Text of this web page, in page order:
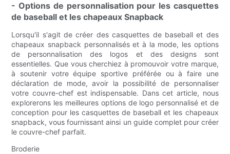
- Options de personnalisation pour les casquettes
de baseball et les chapeaux Snapback
Lorsqu'il s'agit de créer des casquettes de baseball et des
chapeaux snapback personnalisés et à la mode, les options
de personnalisation des logos et des designs sont
essentielles. Que vous cherchiez à promouvoir votre marque,
à soutenir votre équipe sportive préférée ou à faire une
déclaration de mode, avoir la possibilité de personnaliser
votre couvre-chef est indispensable. Dans cet article, nous
explorerons les meilleures options de logo personnalisé et de
conception pour les casquettes de baseball et les chapeaux
snapback, vous fournissant ainsi un guide complet pour créer
le couvre-chef parfait.
Broderie